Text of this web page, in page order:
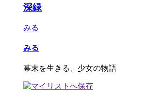
深緑
みる
みる
幕末を生きる、少女の物語